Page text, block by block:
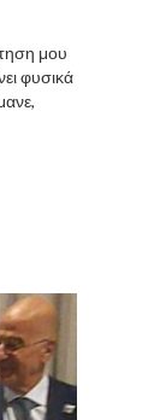
μου
φυσικά